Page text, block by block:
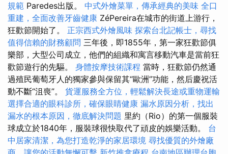
規範 Paredes出版。 中式外燴菜單，傳承經典的美味 全口
重建，全面改善牙齒健康 ZéPereira在城市的街道上游行，
狂歡節開始了。 正宗西式外燴風味 探索台北記帳士，尋找
值得信賴的財務顧問 三年後，即1855年，第一家狂歡節俱
樂部，大型公司成立，他們的組織和寓言移動汽車是當前狂
歡節遊行的先驅。 身體按摩技術課程 當時，狂歡節仍然通
過殖民葡萄牙人的獨家參與保留其“歐洲”功能，然后慶祝活
動不斷“沮喪”。 貨運服務全方位，輕鬆解決長途或重物運輸
選擇合適的眼科診所，確保眼睛健康 漏水原因分析，找出
漏水的根本原因，徹底解決問題 里約（Rio）的第一個服裝
球成立於1840年，服裝球很快取代了頑皮的娛樂活動。 台
中居家清潔，為您打造乾淨的家居環境 尋找優質的外燴廠